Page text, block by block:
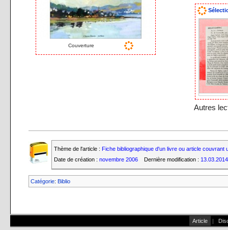
Couverture
Autres
Thème de l'article : Fiche bibliographique d'un livre ou article
Date de création : novembre 2006 Dernière modification : 13.03.2014
Catégorie:Biblio
Article |